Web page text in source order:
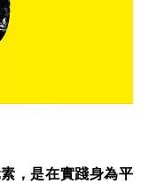
，是在實踐身為平